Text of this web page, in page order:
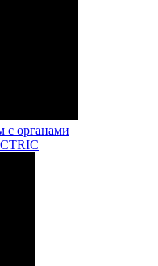
с органами